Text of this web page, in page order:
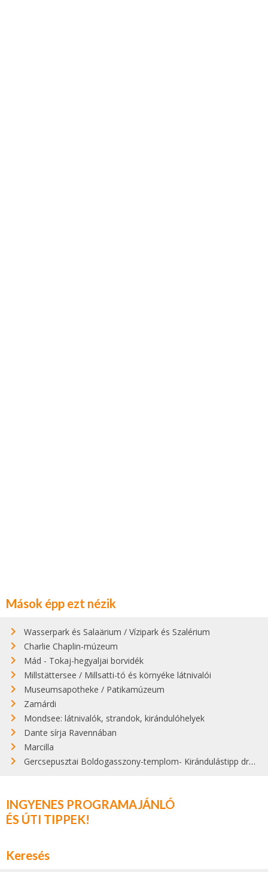
Mások épp ezt nézik
Wasserpark és Salaärium / Vízipark és Szalérium
Charlie Chaplin-múzeum
Mád - Tokaj-hegyaljai borvidék
Millstättersee / Millsatti-tó és környéke látnivalói
Museumsapotheke / Patikamúzeum
Zamárdi
Mondsee: látnivalók, strandok, kirándulóhelyek
Dante sírja Ravennában
Marcilla
Gercsepusztai Boldogasszony-templom- Kirándulástipp drónvideóval
INGYENES PROGRAMAJÁNLÓ
ÉS ÚTI TIPPEK!
Keresés